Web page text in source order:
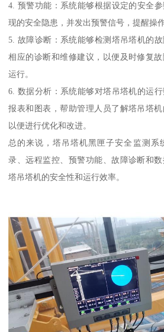
4. 预警功能：系统能够根据设定的安全
现的安全隐患，并发出预警信号，提醒操
5. 故障诊断：系统能够检测塔吊塔机的
相应的诊断和维修建议，以便及时修复
运行。
6. 数据分析：系统能够对塔吊塔机的运
报表和图表，帮助管理人员了解塔吊塔
以便进行优化和改进。
总的来说，塔吊塔机黑匣子安全监测系
录、远程监控、预警功能、故障诊断和
塔吊塔机的安全性和运行效率。